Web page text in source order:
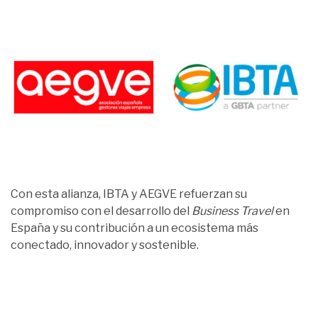
Con esta alianza, IBTA y AEGVE refuerzan su
compromiso con el desarrollo del Business Travelen
España y su contribución a un ecosistema más
conectado, innovador y sostenible.